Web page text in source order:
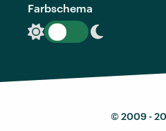
Farbschema
© 2009 -